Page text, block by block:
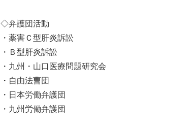
◇弁護団活動
・薬害Ｃ型肝炎訴訟
・Ｂ型肝炎訴訟
・九州・山口医療問題研究会
・自由法曹団
・日本労働弁護団
・九州労働弁護団